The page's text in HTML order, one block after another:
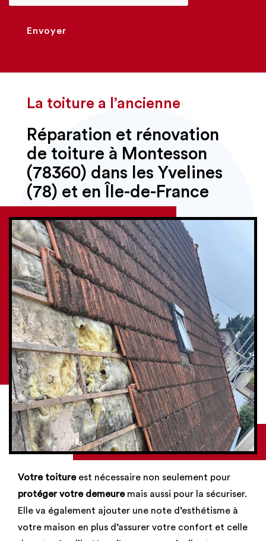
Envoyer
La toiture a l’ancienne
Réparation et rénovation
de toiture à Montesson
(78360) dans les Yvelines
(78) et en Île-de-France
Votre toitureest nécessaire non seulement pour
protéger votre demeuremais aussi pour la sécuriser.
Elle va également ajouter une note d’esthétisme à
votre maison en plus d’assurer votre confort et celle